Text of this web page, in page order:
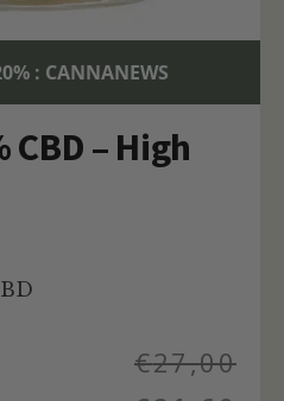
: CANNANEWS
– High
€27,00